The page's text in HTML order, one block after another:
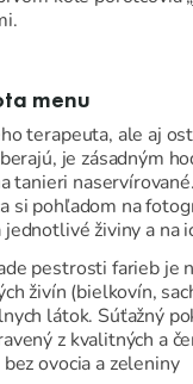
menu
terapeuta, ale aj
je zásadným
tanieri
si pohľadom na
živiny a na
pestrosti farieb je
živín (bielkovín,
látok. Súťažný
z kvalitných a
ovocia a zeleniny